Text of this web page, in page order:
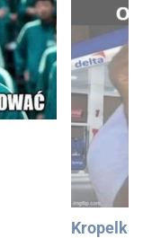
Kropelka